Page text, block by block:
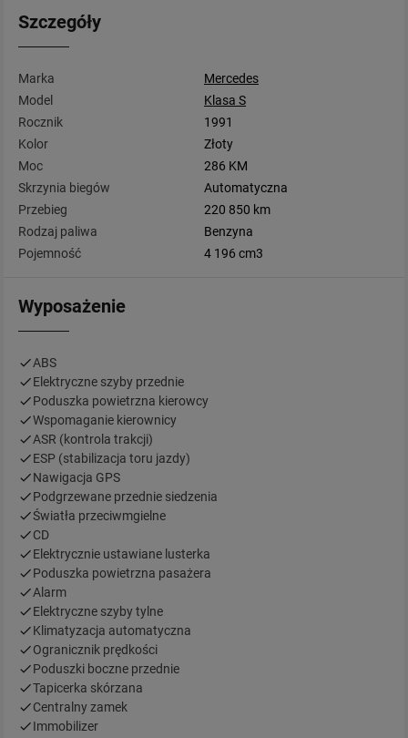
Szczegóły
Marka
Mercedes
Model
Klasa S
Rocznik
1991
Kolor
Złoty
Moc
286 KM
Skrzynia biegów
Automatyczna
Przebieg
220 850 km
Rodzaj paliwa
Benzyna
Pojemność
4 196 cm3
Wyposażenie
ABS
Elektryczne szyby przednie
Poduszka powietrzna kierowcy
Wspomaganie kierownicy
ASR (kontrola trakcji)
ESP (stabilizacja toru jazdy)
Nawigacja GPS
Podgrzewane przednie siedzenia
Światła przeciwmgielne
CD
Elektrycznie ustawiane lusterka
Poduszka powietrzna pasażera
Alarm
Elektryczne szyby tylne
Klimatyzacja automatyczna
Ogranicznik prędkości
Poduszki boczne przednie
Tapicerka skórzana
Centralny zamek
Immobilizer